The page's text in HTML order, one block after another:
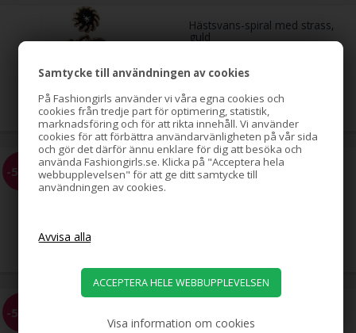
Samtycke till användningen av cookies
På Fashiongirls använder vi våra egna cookies och
cookies från tredje part för optimering, statistik,
marknadsföring och för att rikta innehåll. Vi använder
cookies för att förbättra användarvänligheten på vår sida
och gör det därför ännu enklare för dig att besöka och
använda Fashiongirls.se. Klicka på "Acceptera hela
webbupplevelsen" för att ge ditt samtycke till
användningen av cookies.
Visa information om cookies
Hästsvans-spiral med strass,
guld
-51% Hästsvans-spiral med strass,
silver
-58% svart, 2-pack